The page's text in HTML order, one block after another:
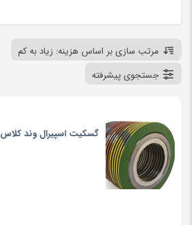
مرتب سازی بر اساس هزینه: زیاد به کم
جستجوی پیشرفته
گسکیت اسپیرال وند کلاس ۶۰۰